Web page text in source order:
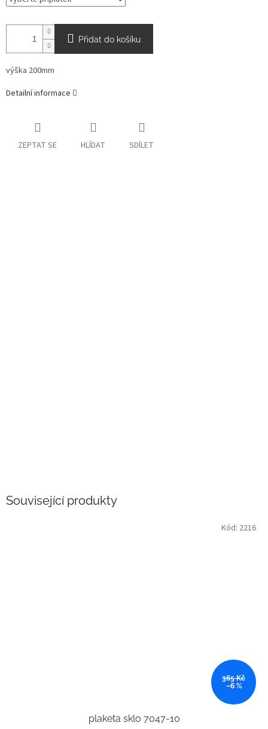
Přidat do košíku
výška 200mm
Detailní informace
ZEPTAT SE HLÍDAT SDÍLET
Související produkty
365 Kč
–6 %
plaketa sklo 7047-10
Kód: 2216